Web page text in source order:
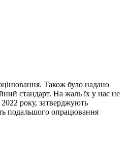
Також було надано
стандарт. На жаль їх у нас не
2022 року, затверджують
подальшого опрацювання